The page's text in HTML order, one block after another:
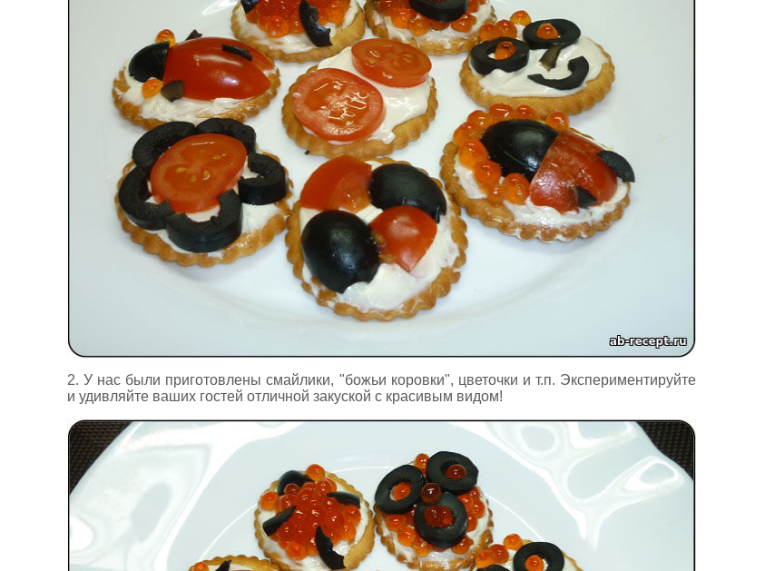
2. У нас были приготовлены смайлики, "божьи коровки", цветочки и т.п. Экспериментируйте
и удивляйте ваших гостей отличной закуской с красивым видом!